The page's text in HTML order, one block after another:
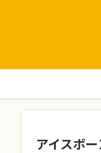
アイスボ